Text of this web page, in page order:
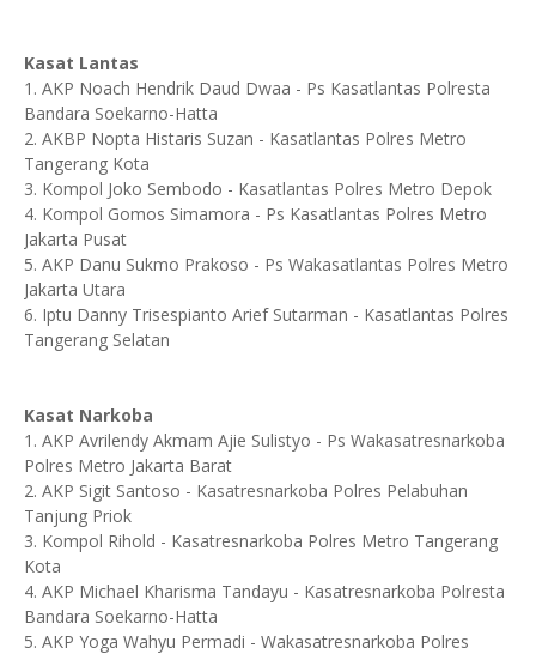
Kasat Lantas
1. AKP Noach Hendrik Daud Dwaa - Ps Kasatlantas Polresta
Bandara Soekarno-Hatta
2. AKBP Nopta Histaris Suzan - Kasatlantas Polres Metro
Tangerang Kota
3. Kompol Joko Sembodo - Kasatlantas Polres Metro Depok
4. Kompol Gomos Simamora - Ps Kasatlantas Polres Metro
Jakarta Pusat
5. AKP Danu Sukmo Prakoso - Ps Wakasatlantas Polres Metro
Jakarta Utara
6. Iptu Danny Trisespianto Arief Sutarman - Kasatlantas Polres
Tangerang Selatan
Kasat Narkoba
1. AKP Avrilendy Akmam Ajie Sulistyo - Ps Wakasatresnarkoba
Polres Metro Jakarta Barat
2. AKP Sigit Santoso - Kasatresnarkoba Polres Pelabuhan
Tanjung Priok
3. Kompol Rihold - Kasatresnarkoba Polres Metro Tangerang
Kota
4. AKP Michael Kharisma Tandayu - Kasatresnarkoba Polresta
Bandara Soekarno-Hatta
5. AKP Yoga Wahyu Permadi - Wakasatresnarkoba Polres